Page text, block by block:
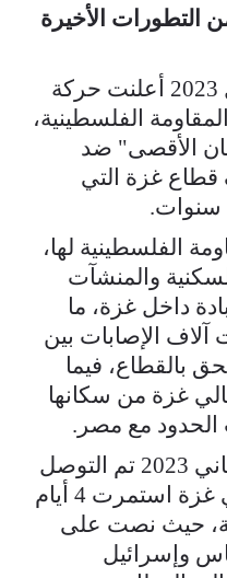
التطورات الأخيرة
وفي 7 أكتوبر/تشرين الأول 2023 أعلنت حركة
الفلسطينية،
الأقصى" ضد
قطاع غزة التي
سنوات.
الفلسطينية لها،
والمنشآت
داخل غزة، ما
الإصابات بين
بالقطاع، فيما
غزة من سكانها
الحدود مع مصر.
وفي 24 نوفمبر/ تشرين الثاني 2023 تم التوصل
إلى هدنة إنسانية مؤقتة في غزة استمرت 4 أيام
حيث نصت على
وإسرائيل